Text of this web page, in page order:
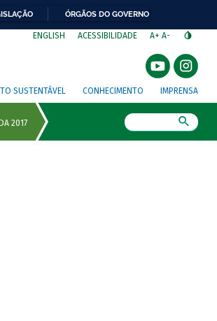
ÓRGÃOS DO GOVERNO
ENGLISH ACESSIBILIDADE A+ A-
SUSTENTÁVEL CONHECIMENTO IMPRENSA